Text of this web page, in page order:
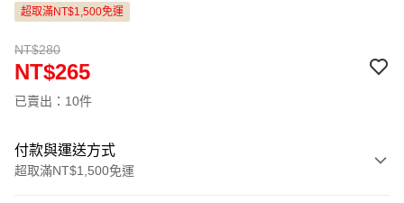
超取滿NT$1,500免運
NT$280
NT$265
已賣出：10件
付款與運送方式
超取滿NT$1,500免運